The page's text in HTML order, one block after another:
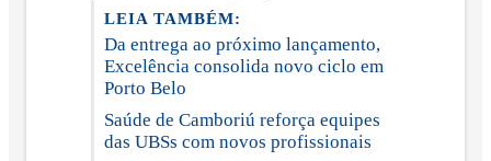
LEIA TAMBÉM:
Da entrega ao próximo lançamento,
Excelência consolida novo ciclo em
Porto Belo
Saúde de Camboriú reforça equipes
das UBSs com novos profissionais